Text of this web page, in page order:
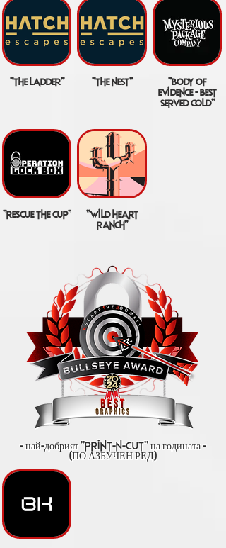
"the ladder" "the nest"
"body of
evidence - best
served cold"
"rescue the cup"
"wild heart
ranch"
- най-добрият "print-n-cut" на годината -
(ПО АЗБУЧЕН РЕД)